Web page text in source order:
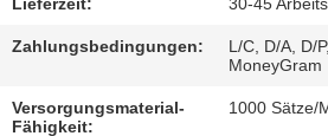
Zahlungsbedingungen:
L/C, D/A, D/
MoneyGram
Versorgungsmaterial-
Fähigkeit:
1000 Sätze/